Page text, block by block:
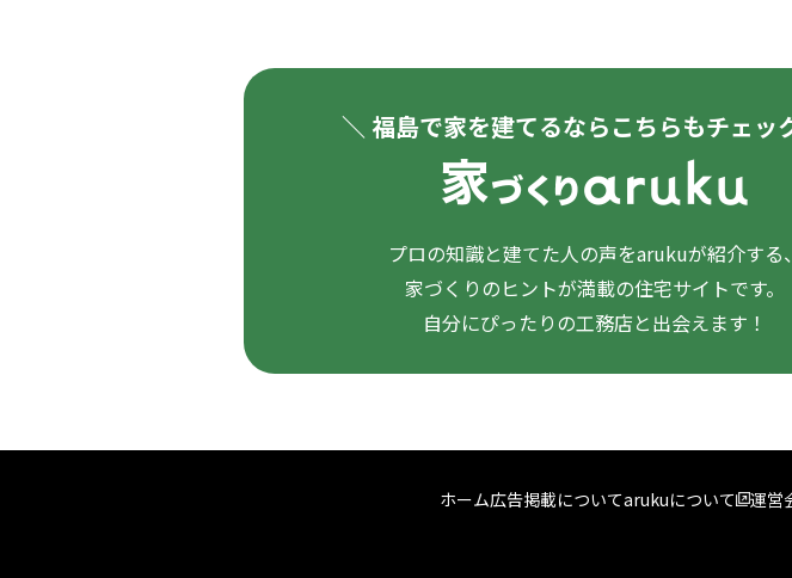
＼ 福島で家を建てるならこちらもチェッ
プロの知識と建てた人の声をarukuが紹介する、
家づくりのヒントが満載の住宅サイトです。
自分にぴったりの工務店と出会えます！
ホーム広告掲載についてarukuについて 運営